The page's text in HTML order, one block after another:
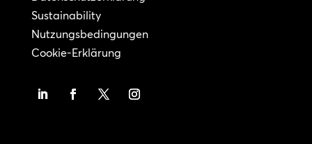
Sustainability
Nutzungsbedingungen
Cookie-Erklärung